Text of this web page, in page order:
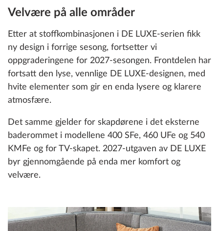
Velvære på alle områder
Etter at stoffkombinasjonen i DE LUXE-serien fikk
ny design i forrige sesong, fortsetter vi
oppgraderingene for 2027-sesongen. Frontdelen har
fortsatt den lyse, vennlige DE LUXE‑designen, med
hvite elementer som gir en enda lysere og klarere
atmosfære.
Det samme gjelder for skapdørene i det eksterne
baderommet i modellene 400 SFe, 460 UFe og 540
KMFe og for TV‑skapet. 2027-utgaven av DE LUXE
byr gjennomgående på enda mer komfort og
velvære.